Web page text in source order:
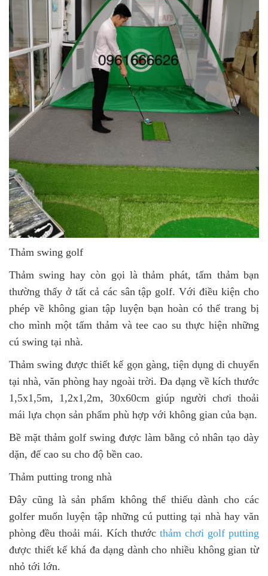
Thảm swing golf
Thảm swing hay còn gọi là thảm phát, tấm thảm bạn
thường thấy ở tất cả các sân tập golf. Với điều kiện cho
phép về không gian tập luyện bạn hoàn có thể trang bị
cho mình một tấm thảm và tee cao su thực hiện những
cú swing tại nhà.
Thảm swing được thiết kế gọn gàng, tiện dụng di chuyển
tại nhà, văn phòng hay ngoài trời. Đa dạng về kích thước
1,5x1,5m, 1,2x1,2m, 30x60cm giúp người chơi thoải
mái lựa chọn sản phẩm phù hợp với không gian của bạn.
️️Bề mặt thảm golf swing được làm bằng cỏ nhân tạo dày
dặn, đế cao su cho độ bền cao.
Thảm putting trong nhà
Đây cũng là sản phẩm không thể thiếu dành cho các
golfer muốn luyện tập những cú putting tại nhà hay văn
phòng đều thoải mái. Kích thước thảm chơi golf putting
được thiết kế khá đa dạng dành cho nhiều không gian từ
nhỏ tới lớn.